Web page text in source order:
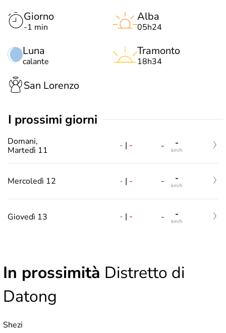
Giorno
-1 min
Luna
calante
Alba
05h24
Tramonto
18h34
San Lorenzo
i prossimi giorni
Domani,
Martedì 11
- | - - -
km/h
Mercoledì 12 - | - - -
km/h
Giovedì 13 - | - - -
km/h
In prossimità Distretto di
Datong
Shezi